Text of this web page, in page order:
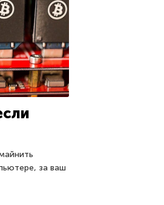
за ваш